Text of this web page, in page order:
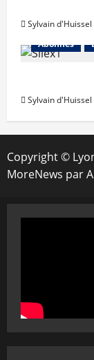
Sylvain d'Huissel
Abonnés
Sylvain d'Huissel
Copyright ©
MoreNews par